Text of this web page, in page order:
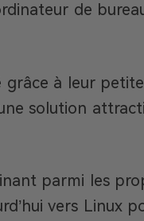
de
grâce à leur
solution
parmi les
vers Linux